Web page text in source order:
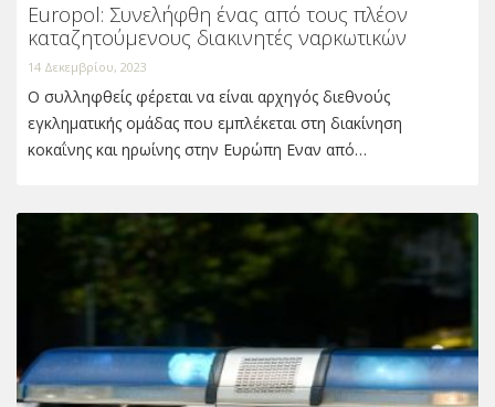
Europol: Συνελήφθη ένας από τους πλέον
καταζητούμενους διακινητές ναρκωτικών
14 Δεκεμβρίου, 2023
Ο συλληφθείς φέρεται να είναι αρχηγός διεθνούς
εγκληματικής ομάδας που εμπλέκεται στη διακίνηση
κοκαΐνης και ηρωίνης στην Ευρώπη Εναν από…